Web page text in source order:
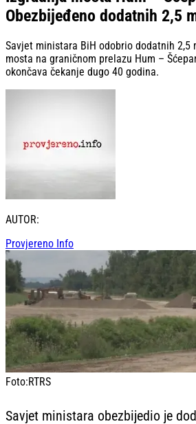
Obezbijeđeno dodatnih 2,5
Savjet ministara BiH odobrio dodatnih 2,5
mosta na graničnom prelazu Hum –
okončava čekanje dugo 40 godina.
AUTOR:
Provjereno Info
Foto:RTRS
Savjet ministara obezbijedio je